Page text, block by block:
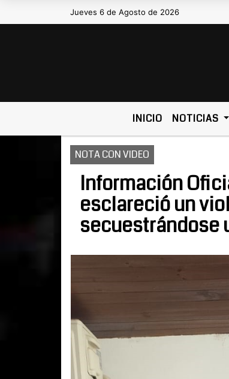
Jueves 6 de Agosto de 2026
Hoy es Jueves 6 de Agosto
INICIO NOTICIAS
NOTA CON VIDEO
Información
esclareció un
secuestrándose